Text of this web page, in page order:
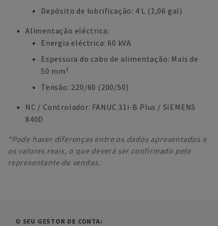
Depósito de lubrificação: 4 L (1,06 gal)
Alimentação eléctrica:
Energia eléctrica: 60 kVA
Espessura do cabo de alimentação: Mais de
50 mm²
Tensão: 220/60 (200/50)
NC / Controlador: FANUC 31i-B Plus / SIEMENS
840D
*Pode haver diferenças entre os dados apresentados e
os valores reais, o que deverá ser confirmado pelo
representante de vendas.
O SEU GESTOR DE CONTA: